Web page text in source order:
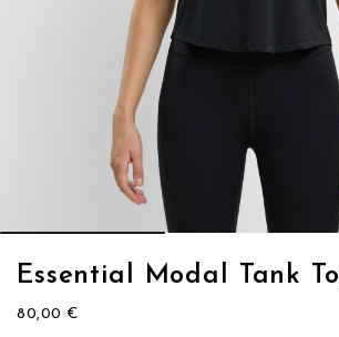
Essential Modal Tank
80,00 €
Vai
della